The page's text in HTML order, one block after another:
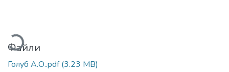
Файли
Голуб А.О..pdf(3.23 MB)